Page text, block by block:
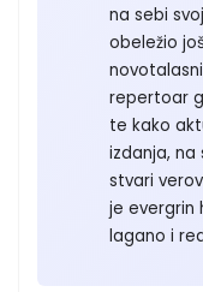
na sebi
obeležio
repertoar
te kako
izdanja, na
stvari
je evergrin
lagano i